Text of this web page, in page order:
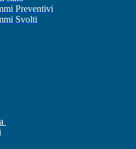
Preventivi
Svolti